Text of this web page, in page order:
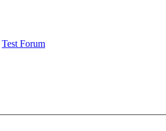
Test Forum